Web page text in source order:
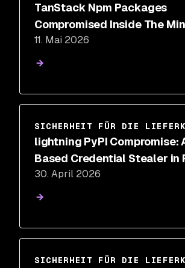
TanStack Npm Packages
Compromised Inside The
Hulud Supply Chain Attack
11. Mai 2026
SICHERHEIT FÜR DIE
lightning PyPI Compromise:
Based Credential Stealer in
30. April 2026
SICHERHEIT FÜR DIE